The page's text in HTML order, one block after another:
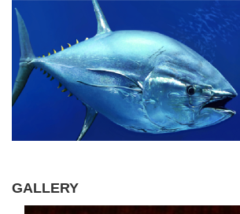
GALLERY